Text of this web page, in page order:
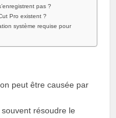
pas ?
Pro existent ?
système requise pour
peut être causée par
résoudre le